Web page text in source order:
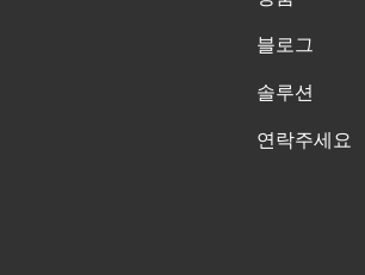
블로그
솔루션
연락주세요